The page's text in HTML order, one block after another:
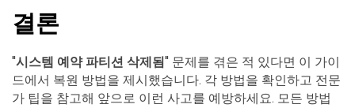
결론
"시스템 예약 파티션 삭제됨" 문제를 겪은 적 있다면 이 가이
드에서 복원 방법을 제시했습니다. 각 방법을 확인하고 전문
가 팁을 참고해 앞으로 이런 사고를 예방하세요. 모든 방법